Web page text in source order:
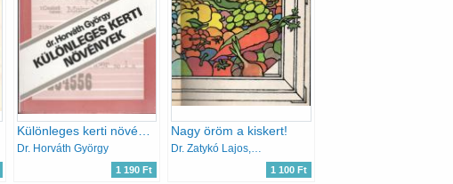
Különleges kerti növények
Dr. Horváth György
1 190 Ft
Nagy öröm a kiskert!
1 100 Ft